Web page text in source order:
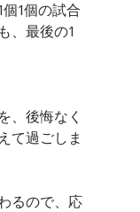
1個の試合
、最後の1
、後悔なく
て過ごしま
るので、応